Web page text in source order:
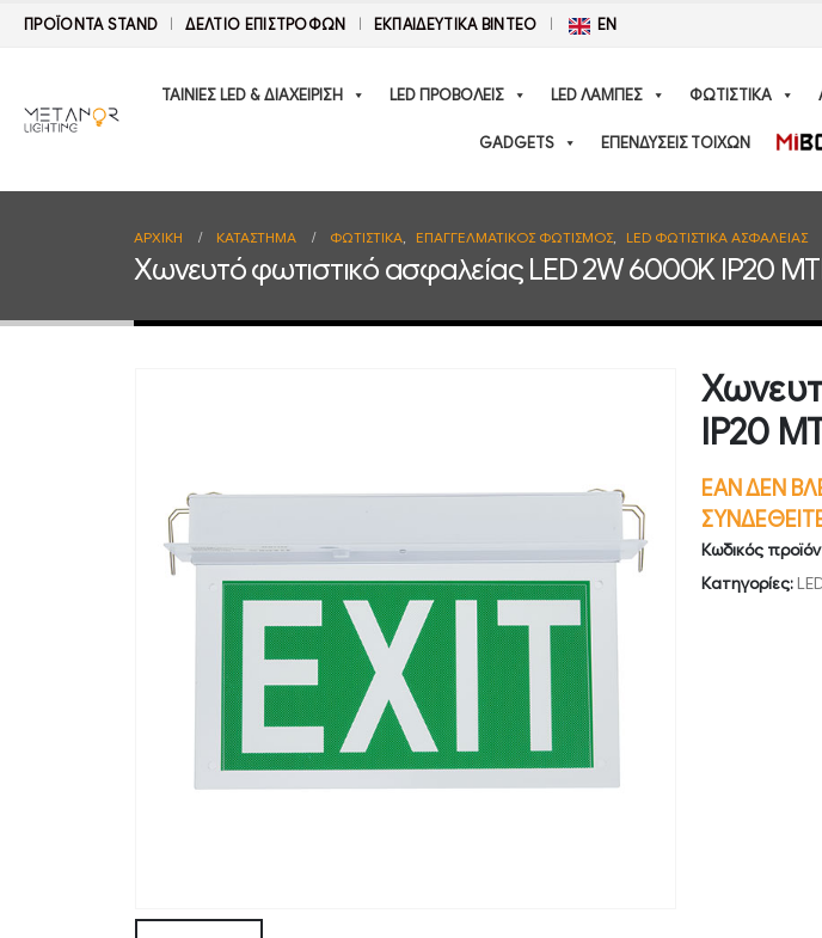
ΠΡΟΪΟΝΤΑ STAND ΔΕΛΤΊΟ ΕΠΙΣΤΡΟΦΏΝ ΕΚΠΑΙΔΕΥΤΙΚΑ ΒΙΝΤΕΟ EN
ΤΑΙΝΙΕΣ LED & ΔΙΑΧΕΙΡΙΣΗ LED ΠΡΟΒΟΛΕΙΣ LED ΛΑΜΠΕΣ ΦΩΤΙΣΤΙΚΑ
GADGETS ΕΠΕΝΔΥΣΕΙΣ ΤΟΙΧΩΝ
ΑΡΧΙΚΉ ΚΑΤΆΣΤΗΜΑ ΦΩΤΙΣΤΙΚΑ, ΕΠΑΓΓΕΛΜΑΤΙΚΟΣ ΦΩΤΙΣΜΟΣ, LED ΦΩΤΙΣΤΙΚΑ ΑΣΦΑΛΕΙΑΣ
Χωνευτό φωτιστικό ασφαλείας LED 2W 6000K IP20
IP20
ΕΑΝ ΔΕΝ
Κωδικός
Κατηγορίες: